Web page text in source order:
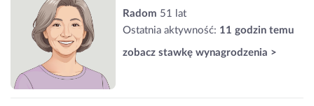
Radom 51 lat
Ostatnia aktywność: 11 godzin temu
zobacz stawkę wynagrodzenia >